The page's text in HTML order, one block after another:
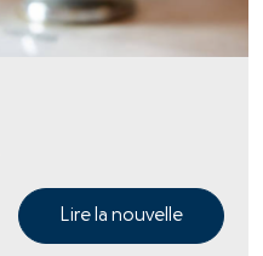
Lire la nouvelle